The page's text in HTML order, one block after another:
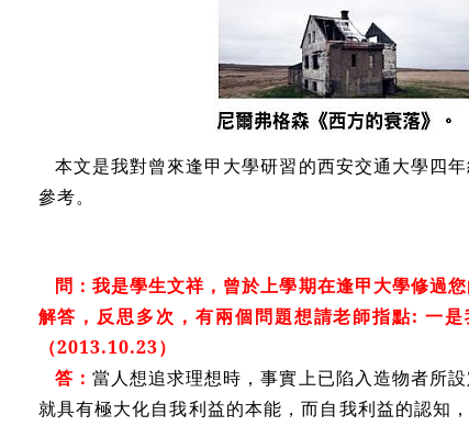
本文是我對曾來逢甲大學研習的西安交通大學四
參考。
問： 我是學生文祥，曾於上學期在逢甲大學修過
解答，反思多次，有兩個問題想請老師指點: 一
（2013.10.23）
答： 當人想追求理想時，事實上已陷入造物者所
就具有極大化自我利益的本能，而自我利益的認知